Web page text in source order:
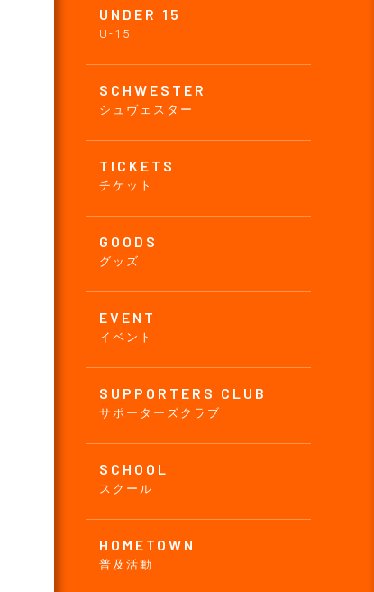
UNDER 15
U-15
SCHWESTER
シュヴェスター
TICKETS
チケット
GOODS
グッズ
EVENT
イベント
SUPPORTERS CLUB
サポーターズクラブ
SCHOOL
スクール
HOMETOWN
普及活動